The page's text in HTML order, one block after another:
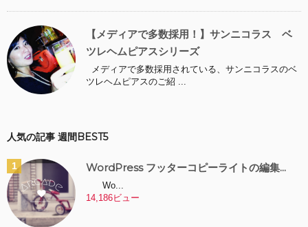
【メディアで多数採用！】サンニコラス ベ
ツレヘムピアスシリーズ
メディアで多数採用されている、サンニコラスのベ
ツレヘムピアスのご紹 ...
人気の記事 週間BEST5
WordPress フッターコピーライトの編集...
Wo...
14,186ビュー